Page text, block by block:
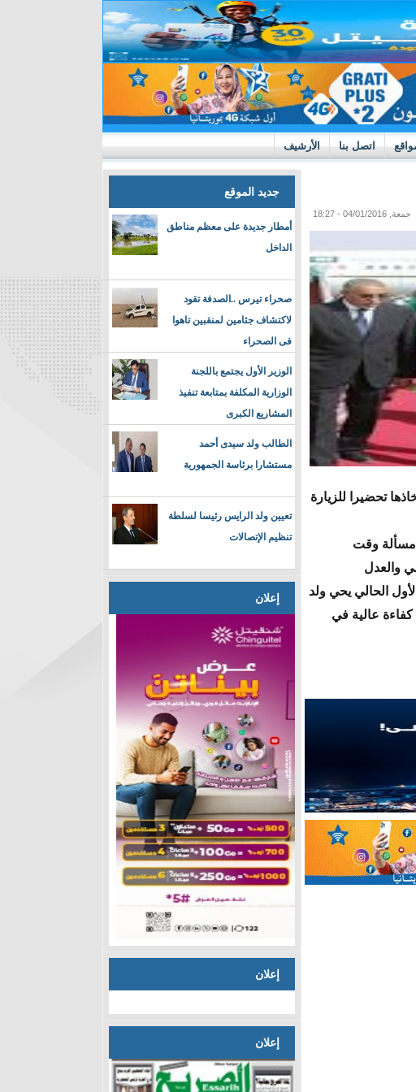
اتصل بنا الأرشيف
جمعة, 04/01/2016 - 18:27
تحضيرا للزيارة
مسألة وقت
والعدل
الحالي يحي ولد
عالية في
جديد الموقع
أمطار جديدة على معظم مناطق
الداخل
صحراء تيرس ..الصدفة تقود
لاكتشاف جثامين لمنقبين تاهوا
فى الصحراء
الوزير الأول يجتمع باللجنة
الوزارية المكلفة بمتابعة تنفيذ
المشاريع الكبرى
الطالب ولد سيدى أحمد
مستشارا برئاسة الجمهورية
تعيين ولد الرايس رئيسا لسلطة
تنظيم الإتصالات
إعلان
إعلان
إعلان